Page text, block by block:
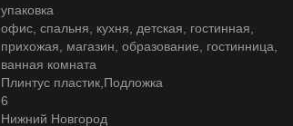
упаковка
офис, спальня, кухня, детская, гостинная,
прихожая, магазин, образование, гостинница,
ванная комната
Плинтус пластик,Подложка
6
Нижний Новгород